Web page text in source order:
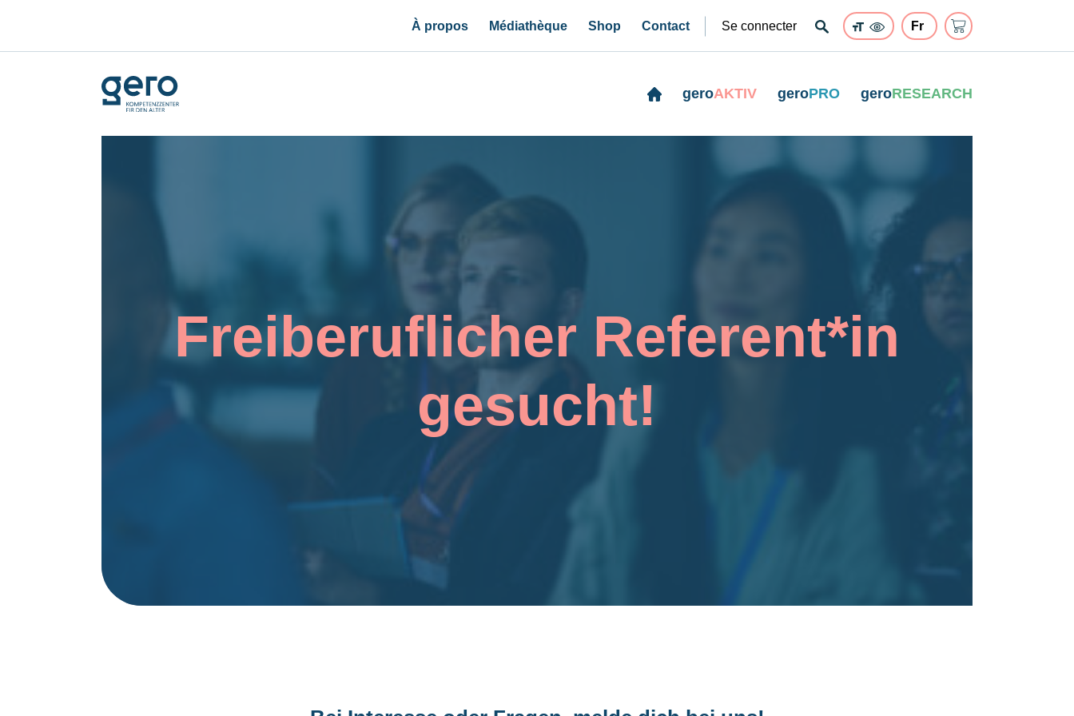
À propos Médiathèque Shop Contact Se connecter
geroAKTIV geroPRO geroRESEARCH
Freiberuflicher Referent*in
gesucht!